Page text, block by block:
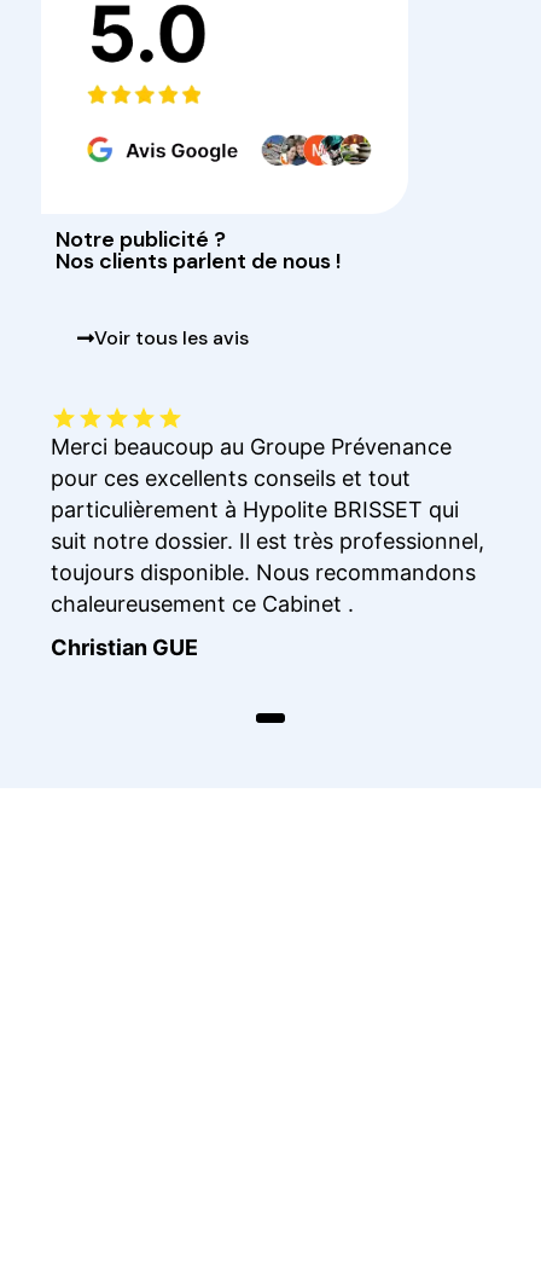
Notre publicité ?
Nos clients parlent de nous !
Voir tous les avis
Merci beaucoup au Groupe Prévenance
pour ces excellents conseils et tout
particulièrement à Hypolite BRISSET qui
suit notre dossier. Il est très professionnel,
toujours disponible. Nous recommandons
chaleureusement ce Cabinet .
Christian GUE